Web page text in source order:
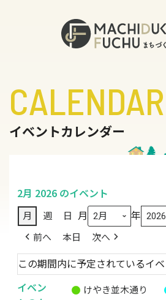
CALENDAR
イベントカレンダー
2月 2026 のイベント
月 週 日 月 年
前へ 本日 次へ
この期間内に予定されているイ
イベン
けやき並木通り